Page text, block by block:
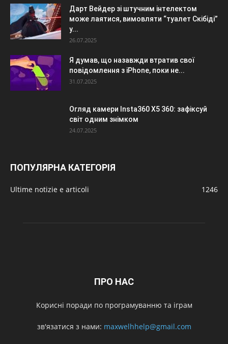
Дарт Вейдер зі штучним інтелектом
може лаятися, вимовляти “туалет Скібіді”
у...
26.07.2025
Я думав, що назавжди втратив свої
повідомлення з iPhone, поки не...
31.07.2025
Огляд камери Insta360 X5 360: зафіксуй
світ одним знімком
24.07.2025
ПОПУЛЯРНА КАТЕГОРІЯ
Ultime notizie e articoli 1246
ПРО НАС
Корисні поради по програмуванню та іграм
зв'язатися з нами: maxwelhhelp@gmail.com